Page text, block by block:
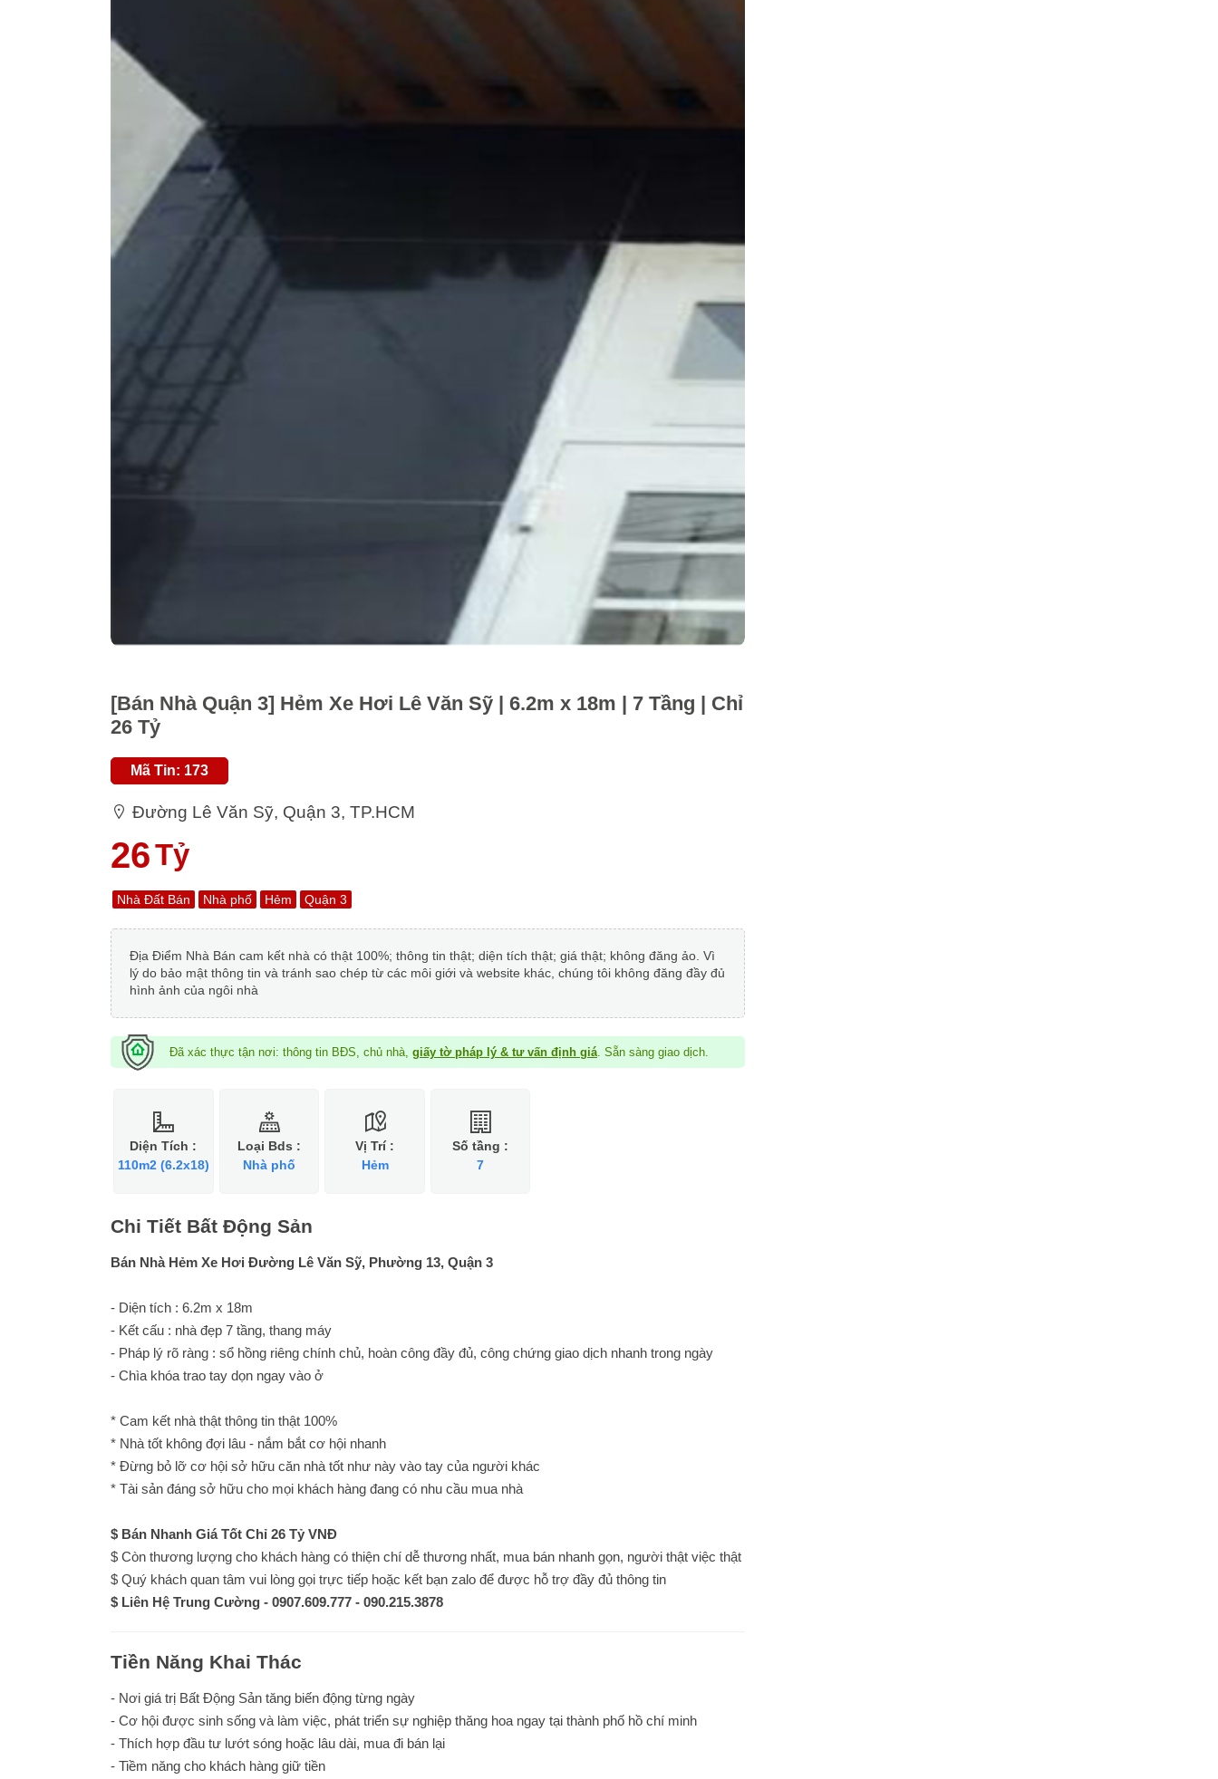
[Bán Nhà Quận 3] Hẻm Xe Hơi Lê Văn Sỹ | 6.2m x 18m | 7 Tầng | Chỉ
26 Tỷ
Mã Tin: 173
Đường Lê Văn Sỹ, Quận 3, TP.HCM
26Tỷ
Nhà Đất Bán Nhà phố Hẻm Quận 3
Địa Điểm Nhà Bán cam kết nhà có thật 100%; thông tin thật; diện tích thật; giá thật; không đăng ảo. Vì
lý do bảo mật thông tin và tránh sao chép từ các môi giới và website khác, chúng tôi không đăng đầy đủ
hình ảnh của ngôi nhà
Đã xác thực tận nơi: thông tin BĐS, chủ nhà, giấy tờ pháp lý & tư vấn định giá. Sẵn sàng giao dịch.
Diện Tích :
110m2 (6.2x18)
Loại Bds :
Nhà phố
Vị Trí :
Hẻm
Số tầng :
7
Chi Tiết Bất Động Sản
Bán Nhà Hẻm Xe Hơi Đường Lê Văn Sỹ, Phường 13, Quận 3
- Diện tích : 6.2m x 18m
- Kết cấu : nhà đẹp 7 tầng, thang máy
- Pháp lý rõ ràng : sổ hồng riêng chính chủ, hoàn công đầy đủ, công chứng giao dịch nhanh trong ngày
- Chìa khóa trao tay dọn ngay vào ở
* Cam kết nhà thật thông tin thật 100%
* Nhà tốt không đợi lâu - nắm bắt cơ hội nhanh
* Đừng bỏ lỡ cơ hội sở hữu căn nhà tốt như này vào tay của người khác
* Tài sản đáng sở hữu cho mọi khách hàng đang có nhu cầu mua nhà
$ Bán Nhanh Giá Tốt Chỉ 26 Tỷ VNĐ
$ Còn thương lượng cho khách hàng có thiện chí dễ thương nhất, mua bán nhanh gọn, người thật việc thật
$ Quý khách quan tâm vui lòng gọi trực tiếp hoặc kết bạn zalo để được hỗ trợ đầy đủ thông tin
$ Liên Hệ Trung Cường - 0907.609.777 - 090.215.3878
Tiền Năng Khai Thác
- Nơi giá trị Bất Động Sản tăng biến động từng ngày
- Cơ hội được sinh sống và làm việc, phát triển sự nghiệp thăng hoa ngay tại thành phố hồ chí minh
- Thích hợp đầu tư lướt sóng hoặc lâu dài, mua đi bán lại
- Tiềm năng cho khách hàng giữ tiền